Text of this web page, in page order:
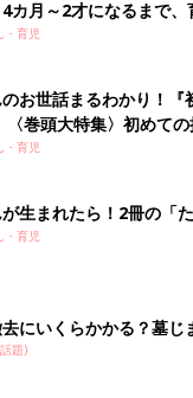
月～2才になるまで、
・育児
お世話まるわかり！『
〈巻頭大特集〉初めて
ぱい・ミルクの基本と夏
・育児
生まれたら！2冊の「た
・育児
にいくらかかる？墓じ
題)